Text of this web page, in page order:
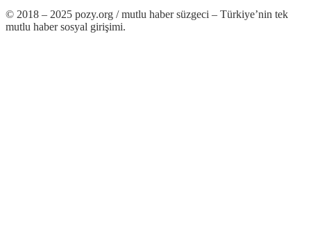
© 2018 – 2025 pozy.org / mutlu haber süzgeci – Türkiye’nin tek
mutlu haber sosyal girişimi.